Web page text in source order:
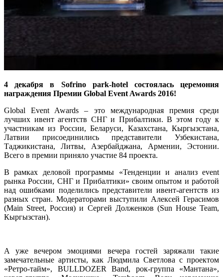
4 декабря в Sofrino park-hotel состоялась церемония
награждения Премии Global Event Awards 2016!
Global Event Awards – это международная премия среди
лучших ивент агентств СНГ и Прибалтики. В этом году к
участникам из России, Беларуси, Казахстана, Кыргызстана,
Латвии присоединились представители Узбекистана,
Таджикистана, Литвы, Азербайджана, Армении, Эстонии.
Всего в премии приняло участие 84 проекта.
В рамках деловой программы «Тенденции и анализ event
рынка России, СНГ и Прибалтики» своим опытом и работой
над ошибками поделились представители ивент-агентств из
разных стран. Модераторами выступили Алексей Герасимов
(Main Street, Россия) и Сергей Долженков (Sun House Team,
Кыргызстан).
А уже вечером эмоциями вечера гостей заряжали такие
замечательные артисты, как Людмила Светлова с проектом
«Ретро-тайм», BULLDOZER Band, рок-группа «Мантана»,